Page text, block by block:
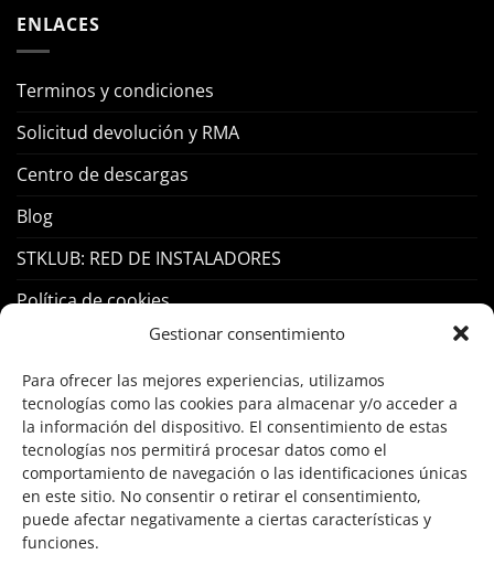
Gestionar consentimiento
Para ofrecer las mejores experiencias, utilizamos
tecnologías como las cookies para almacenar y/o acceder a
la información del dispositivo. El consentimiento de estas
tecnologías nos permitirá procesar datos como el
comportamiento de navegación o las identificaciones únicas
en este sitio. No consentir o retirar el consentimiento,
puede afectar negativamente a ciertas características y
funciones.
ENLACES
Terminos y condiciones
Solicitud devolución y RMA
Centro de descargas
Blog
STKLUB: RED DE INSTALADORES
Política de cookies
Control Acceso
Hogar Inteligente
Incendio
Intrusión